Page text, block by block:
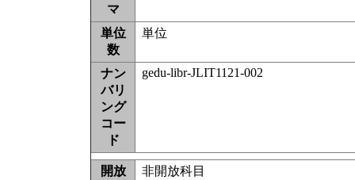
マ
単位
数
単位
ナン
バリ
ング
コー
ド
gedu-libr-JLIT1121-002
開放
非開放科目